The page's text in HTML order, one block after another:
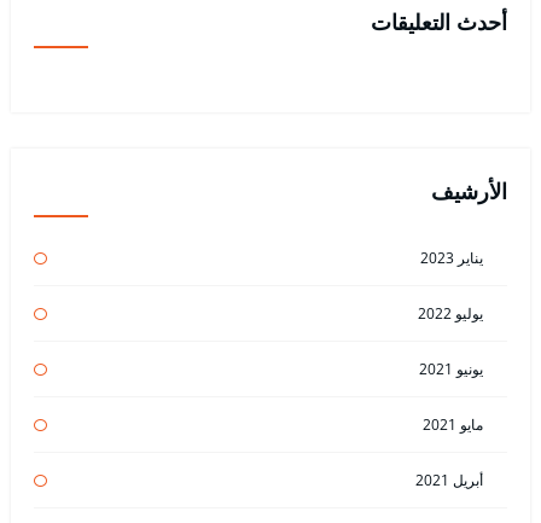
أحدث التعليقات
الأرشيف
يناير 2023
يوليو 2022
يونيو 2021
مايو 2021
أبريل 2021